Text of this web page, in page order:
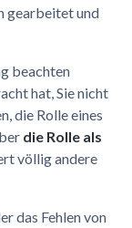
gearbeitet und
beachten
hat, Sie nicht
die Rolle eines
die Rolle als
völlig andere
das Fehlen von